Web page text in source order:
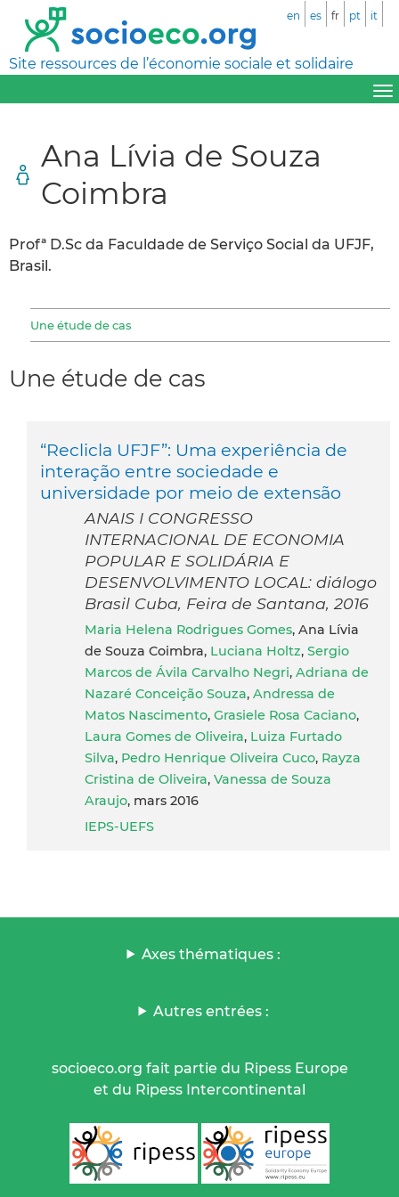
Site ressources de l’économie sociale et solidaire
en es fr pt it
Ana Lívia de Souza
Coimbra
Profª D.Sc da Faculdade de Serviço Social da UFJF,
Brasil.
Une étude de cas
Une étude de cas
“Reclicla UFJF”: Uma experiência de
interação entre sociedade e
universidade por meio de extensão
ANAIS I CONGRESSO
INTERNACIONAL DE ECONOMIA
POPULAR E SOLIDÁRIA E
DESENVOLVIMENTO LOCAL: diálogo
Brasil Cuba, Feira de Santana, 2016
Maria Helena Rodrigues Gomes, Ana Lívia
de Souza Coimbra, Luciana Holtz, Sergio
Marcos de Ávila Carvalho Negri, Adriana de
Nazaré Conceição Souza, Andressa de
Matos Nascimento, Grasiele Rosa Caciano,
Laura Gomes de Oliveira, Luiza Furtado
Silva, Pedro Henrique Oliveira Cuco, Rayza
Cristina de Oliveira, Vanessa de Souza
Araujo, mars 2016
IEPS-UEFS
Axes thématiques :
Autres entrées :
socioeco.org fait partie du Ripess Europe
et du Ripess Intercontinental